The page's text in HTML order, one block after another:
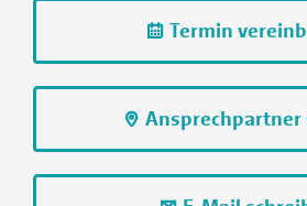
Termin
Ansprechpartner